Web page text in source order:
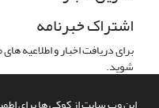
اشتراک خبرنامه
برای دریافت اخبار و اطلاعیه
شوید.